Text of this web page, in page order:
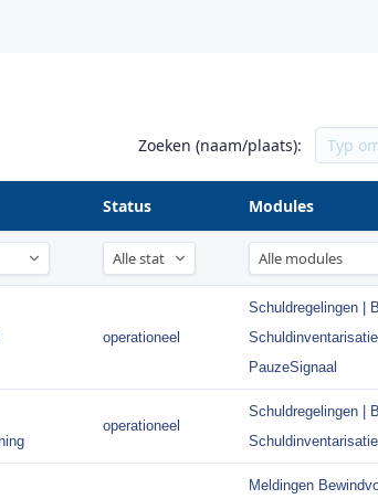
Zoeken (naam/plaats):
Status Modules
operationeel
Schuldregelingen |
PauzeSignaal
operationeel
Schuldregelingen |
Meldingen